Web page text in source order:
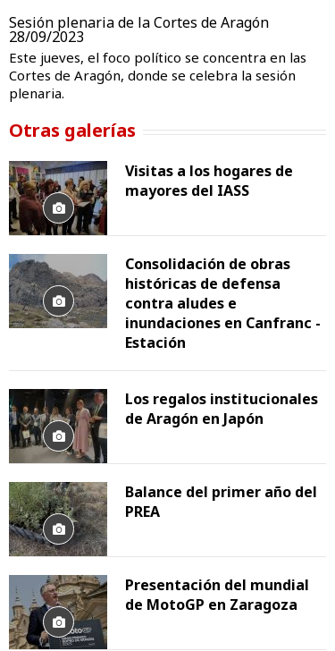
Sesión plenaria de la Cortes de Aragón
28/09/2023
Este jueves, el foco político se concentra en las
Cortes de Aragón, donde se celebra la sesión
plenaria.
Otras galerías
Visitas a los hogares de
mayores del IASS
Consolidación de obras
históricas de defensa
contra aludes e
inundaciones en Canfranc -
Estación
Los regalos institucionales
de Aragón en Japón
Balance del primer año del
PREA
Presentación del mundial
de MotoGP en Zaragoza